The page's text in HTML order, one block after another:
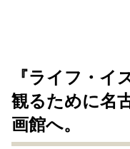
『ライフ・イ
観るために名
画館へ。